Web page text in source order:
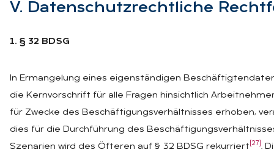
V. Da­ten­schutz­recht­li­che
1. § 32 BDSG
In Ermangelung eines eigenständigen
die Kernvorschrift für alle Fragen hinsichtlich
für Zwecke des Beschäftigungsverhältnisses erhoben,
dies für die Durchführung des
Szenarien wird des Öfteren auf § 32 BDSG rekurriert [27] .